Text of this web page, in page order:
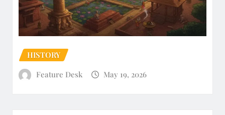
HISTORY
Feature Desk
May 19, 2026